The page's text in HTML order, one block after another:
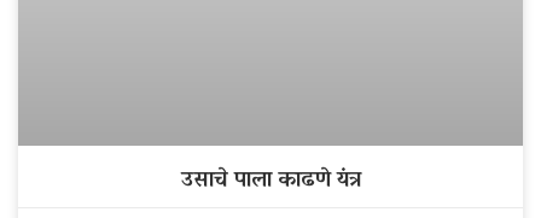
उसाचे पाला काढणे यंत्र